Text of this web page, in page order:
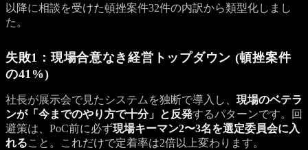
以降に相談を受けた頓挫案件32件の内訳から類型化しまし
た。
失敗1：現場合意なき経営トップダウン (頓挫案件
の41%)
社長が展示会で見たシステムを独断で導入し、 現場のベテラ
ンが「今までのやり方で十分」と反発するパターンです。回
避策は、PoC前に必ず現場キーマン2〜3名を選定委員会に入
れること。これだけで定着率は2倍以上変わります。